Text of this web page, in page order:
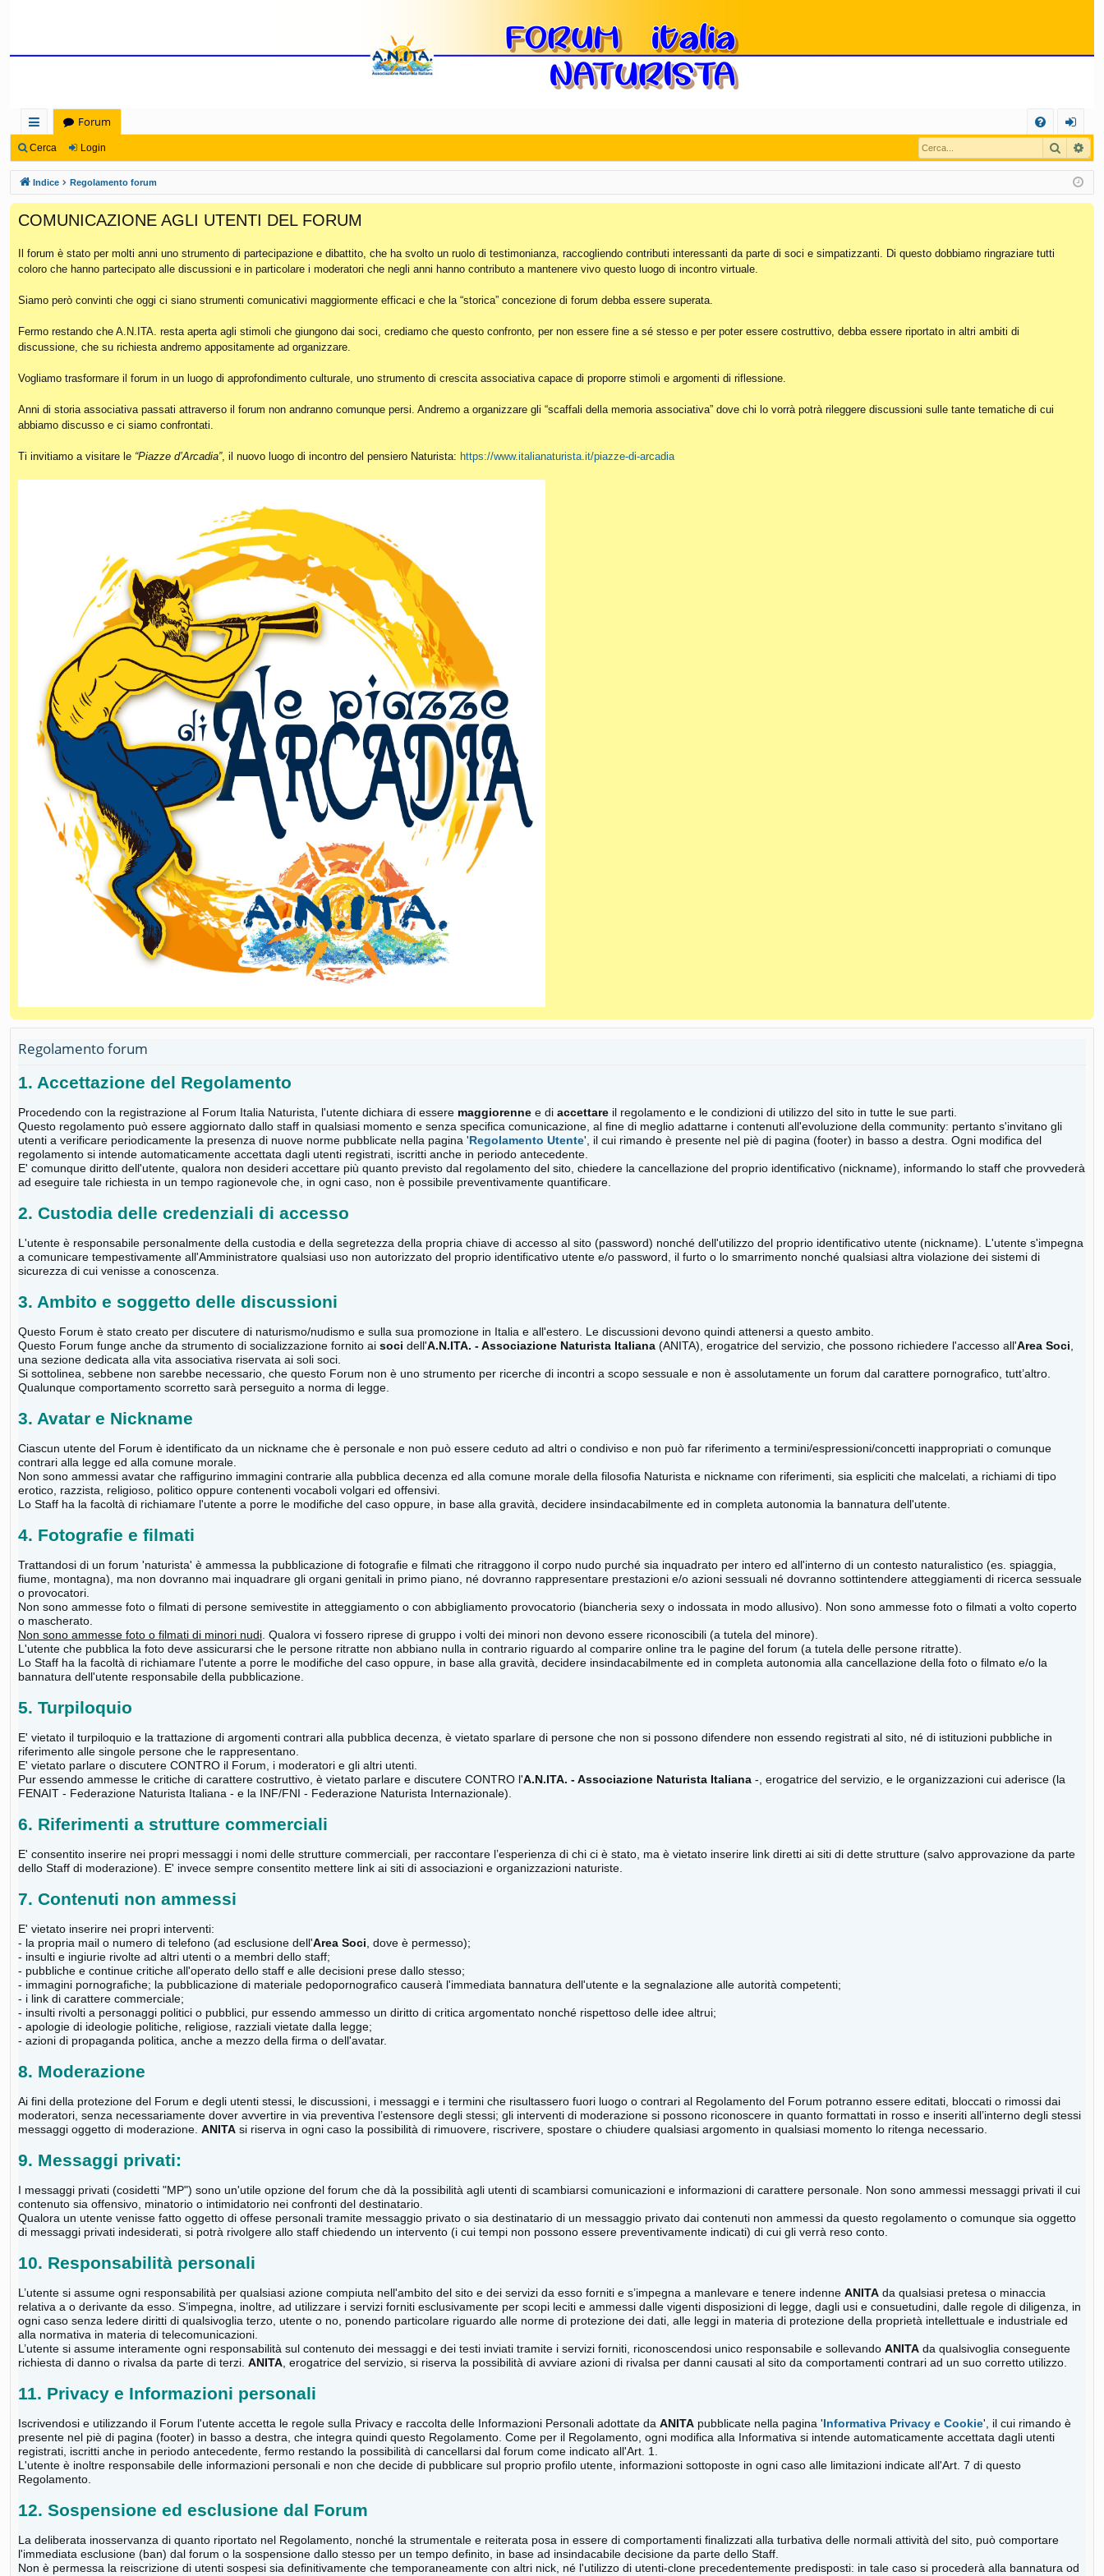
oll
eg
a
m
en
ti
Ra
di
Forum
Q
og
in
Cerca Login Cerca
Indice Regolamento forum
COMUNICAZIONE AGLI UTENTI DEL FORUM
Il forum è stato per molti anni uno strumento di partecipazione e dibattito, che ha svolto un ruolo di testimonianza, raccogliendo contributi interessanti da parte di soci e simpatizzanti. Di questo dobbiamo ringraziare tutti
coloro che hanno partecipato alle discussioni e in particolare i moderatori che negli anni hanno contributo a mantenere vivo questo luogo di incontro virtuale.
Siamo però convinti che oggi ci siano strumenti comunicativi maggiormente efficaci e che la “storica” concezione di forum debba essere superata.
Fermo restando che A.N.ITA. resta aperta agli stimoli che giungono dai soci, crediamo che questo confronto, per non essere fine a sé stesso e per poter essere costruttivo, debba essere riportato in altri ambiti di
discussione, che su richiesta andremo appositamente ad organizzare.
Vogliamo trasformare il forum in un luogo di approfondimento culturale, uno strumento di crescita associativa capace di proporre stimoli e argomenti di riflessione.
Anni di storia associativa passati attraverso il forum non andranno comunque persi. Andremo a organizzare gli “scaffali della memoria associativa” dove chi lo vorrà potrà rileggere discussioni sulle tante tematiche di cui
abbiamo discusso e ci siamo confrontati.
Ti invitiamo a visitare le “Piazze d’Arcadia”, il nuovo luogo di incontro del pensiero Naturista: https://www.italianaturista.it/piazze-di-arcadia
Regolamento forum
1. Accettazione del Regolamento
Procedendo con la registrazione al Forum Italia Naturista, l'utente dichiara di essere maggiorenne e di accettare il regolamento e le condizioni di utilizzo del sito in tutte le sue parti.
Questo regolamento può essere aggiornato dallo staff in qualsiasi momento e senza specifica comunicazione, al fine di meglio adattarne i contenuti all'evoluzione della community: pertanto s'invitano gli
utenti a verificare periodicamente la presenza di nuove norme pubblicate nella pagina 'Regolamento Utente', il cui rimando è presente nel piè di pagina (footer) in basso a destra. Ogni modifica del
regolamento si intende automaticamente accettata dagli utenti registrati, iscritti anche in periodo antecedente.
E' comunque diritto dell'utente, qualora non desideri accettare più quanto previsto dal regolamento del sito, chiedere la cancellazione del proprio identificativo (nickname), informando lo staff che provvederà
ad eseguire tale richiesta in un tempo ragionevole che, in ogni caso, non è possibile preventivamente quantificare.
2. Custodia delle credenziali di accesso
L'utente è responsabile personalmente della custodia e della segretezza della propria chiave di accesso al sito (password) nonché dell'utilizzo del proprio identificativo utente (nickname). L'utente s'impegna
a comunicare tempestivamente all'Amministratore qualsiasi uso non autorizzato del proprio identificativo utente e/o password, il furto o lo smarrimento nonché qualsiasi altra violazione dei sistemi di
sicurezza di cui venisse a conoscenza.
3. Ambito e soggetto delle discussioni
Questo Forum è stato creato per discutere di naturismo/nudismo e sulla sua promozione in Italia e all'estero. Le discussioni devono quindi attenersi a questo ambito.
Questo Forum funge anche da strumento di socializzazione fornito ai soci dell'A.N.ITA. - Associazione Naturista Italiana (ANITA), erogatrice del servizio, che possono richiedere l'accesso all'Area Soci
una sezione dedicata alla vita associativa riservata ai soli soci.
Si sottolinea, sebbene non sarebbe necessario, che questo Forum non è uno strumento per ricerche di incontri a scopo sessuale e non è assolutamente un forum dal carattere pornografico, tutt’altro.
Qualunque comportamento scorretto sarà perseguito a norma di legge.
3. Avatar e Nickname
Ciascun utente del Forum è identificato da un nickname che è personale e non può essere ceduto ad altri o condiviso e non può far riferimento a termini/espressioni/concetti inappropriati o comunque
contrari alla legge ed alla comune morale.
Non sono ammessi avatar che raffigurino immagini contrarie alla pubblica decenza ed alla comune morale della filosofia Naturista e nickname con riferimenti, sia espliciti che malcelati, a richiami di tipo
erotico, razzista, religioso, politico oppure contenenti vocaboli volgari ed offensivi.
Lo Staff ha la facoltà di richiamare l'utente a porre le modifiche del caso oppure, in base alla gravità, decidere insindacabilmente ed in completa autonomia la bannatura dell'utente.
4. Fotografie e filmati
Trattandosi di un forum 'naturista' è ammessa la pubblicazione di fotografie e filmati che ritraggono il corpo nudo purché sia inquadrato per intero ed all'interno di un contesto naturalistico (es. spiaggia,
fiume, montagna), ma non dovranno mai inquadrare gli organi genitali in primo piano, né dovranno rappresentare prestazioni e/o azioni sessuali né dovranno sottintendere atteggiamenti di ricerca sessuale
o provocatori.
Non sono ammesse foto o filmati di persone semivestite in atteggiamento o con abbigliamento provocatorio (biancheria sexy o indossata in modo allusivo). Non sono ammesse foto o filmati a volto coperto
o mascherato.
Non sono ammesse foto o filmati di minori nudi . Qualora vi fossero riprese di gruppo i volti dei minori non devono essere riconoscibili (a tutela del minore).
L'utente che pubblica la foto deve assicurarsi che le persone ritratte non abbiano nulla in contrario riguardo al comparire online tra le pagine del forum (a tutela delle persone ritratte).
Lo Staff ha la facoltà di richiamare l'utente a porre le modifiche del caso oppure, in base alla gravità, decidere insindacabilmente ed in completa autonomia alla cancellazione della foto o filmato e/o la
bannatura dell'utente responsabile della pubblicazione.
5. Turpiloquio
E' vietato il turpiloquio e la trattazione di argomenti contrari alla pubblica decenza, è vietato sparlare di persone che non si possono difendere non essendo registrati al sito, né di istituzioni pubbliche in
riferimento alle singole persone che le rappresentano.
E' vietato parlare o discutere CONTRO il Forum, i moderatori e gli altri utenti.
Pur essendo ammesse le critiche di carattere costruttivo, è vietato parlare e discutere CONTRO l'A.N.ITA. - Associazione Naturista Italiana -, erogatrice del servizio, e le organizzazioni cui aderisce (la
FENAIT - Federazione Naturista Italiana - e la INF/FNI - Federazione Naturista Internazionale).
6. Riferimenti a strutture commerciali
E' consentito inserire nei propri messaggi i nomi delle strutture commerciali, per raccontare l’esperienza di chi ci è stato, ma è vietato inserire link diretti ai siti di dette strutture (salvo approvazione da parte
dello Staff di moderazione). E' invece sempre consentito mettere link ai siti di associazioni e organizzazioni naturiste.
7. Contenuti non ammessi
E' vietato inserire nei propri interventi:
- la propria mail o numero di telefono (ad esclusione dell'Area Soci , dove è permesso);
- insulti e ingiurie rivolte ad altri utenti o a membri dello staff;
- pubbliche e continue critiche all'operato dello staff e alle decisioni prese dallo stesso;
- immagini pornografiche; la pubblicazione di materiale pedopornografico causerà l'immediata bannatura dell'utente e la segnalazione alle autorità competenti;
- i link di carattere commerciale;
- insulti rivolti a personaggi politici o pubblici, pur essendo ammesso un diritto di critica argomentato nonché rispettoso delle idee altrui;
- apologie di ideologie politiche, religiose, razziali vietate dalla legge;
- azioni di propaganda politica, anche a mezzo della firma o dell'avatar.
8. Moderazione
Ai fini della protezione del Forum e degli utenti stessi, le discussioni, i messaggi e i termini che risultassero fuori luogo o contrari al Regolamento del Forum potranno essere editati, bloccati o rimossi dai
moderatori, senza necessariamente dover avvertire in via preventiva l’estensore degli stessi; gli interventi di moderazione si possono riconoscere in quanto formattati in rosso e inseriti all’interno degli stessi
messaggi oggetto di moderazione. ANITA si riserva in ogni caso la possibilità di rimuovere, riscrivere, spostare o chiudere qualsiasi argomento in qualsiasi momento lo ritenga necessario.
9. Messaggi privati:
I messaggi privati (cosidetti "MP") sono un'utile opzione del forum che dà la possibilità agli utenti di scambiarsi comunicazioni e informazioni di carattere personale. Non sono ammessi messaggi privati il cui
contenuto sia offensivo, minatorio o intimidatorio nei confronti del destinatario.
Qualora un utente venisse fatto oggetto di offese personali tramite messaggio privato o sia destinatario di un messaggio privato dai contenuti non ammessi da questo regolamento o comunque sia oggetto
di messaggi privati indesiderati, si potrà rivolgere allo staff chiedendo un intervento (i cui tempi non possono essere preventivamente indicati) di cui gli verrà reso conto.
10. Responsabilità personali
L’utente si assume ogni responsabilità per qualsiasi azione compiuta nell'ambito del sito e dei servizi da esso forniti e s’impegna a manlevare e tenere indenne ANITA da qualsiasi pretesa o minaccia
relativa a o derivante da esso. S’impegna, inoltre, ad utilizzare i servizi forniti esclusivamente per scopi leciti e ammessi dalle vigenti disposizioni di legge, dagli usi e consuetudini, dalle regole di diligenza, in
ogni caso senza ledere diritti di qualsivoglia terzo, utente o no, ponendo particolare riguardo alle norme di protezione dei dati, alle leggi in materia di protezione della proprietà intellettuale e industriale ed
alla normativa in materia di telecomunicazioni.
L’utente si assume interamente ogni responsabilità sul contenuto dei messaggi e dei testi inviati tramite i servizi forniti, riconoscendosi unico responsabile e sollevando ANITA da qualsivoglia conseguente
richiesta di danno o rivalsa da parte di terzi. ANITA , erogatrice del servizio, si riserva la possibilità di avviare azioni di rivalsa per danni causati al sito da comportamenti contrari ad un suo corretto utilizzo.
11. Privacy e Informazioni personali
Iscrivendosi e utilizzando il Forum l'utente accetta le regole sulla Privacy e raccolta delle Informazioni Personali adottate da ANITA pubblicate nella pagina 'Informativa Privacy e Cookie', il cui rimando è
presente nel piè di pagina (footer) in basso a destra, che integra quindi questo Regolamento. Come per il Regolamento, ogni modifica alla Informativa si intende automaticamente accettata dagli utenti
registrati, iscritti anche in periodo antecedente, fermo restando la possibilità di cancellarsi dal forum come indicato all'Art. 1.
L'utente è inoltre responsabile delle informazioni personali e non che decide di pubblicare sul proprio profilo utente, informazioni sottoposte in ogni caso alle limitazioni indicate all'Art. 7 di questo
Regolamento.
12. Sospensione ed esclusione dal Forum
La deliberata inosservanza di quanto riportato nel Regolamento, nonché la strumentale e reiterata posa in essere di comportamenti finalizzati alla turbativa delle normali attività del sito, può comportare
l'immediata esclusione (ban) dal forum o la sospensione dallo stesso per un tempo definito, in base ad insindacabile decisione da parte dello Staff.
Non è permessa la reiscrizione di utenti sospesi sia definitivamente che temporaneamente con altri nick, né l'utilizzo di utenti-clone precedentemente predisposti: in tale caso si procederà alla bannatura od